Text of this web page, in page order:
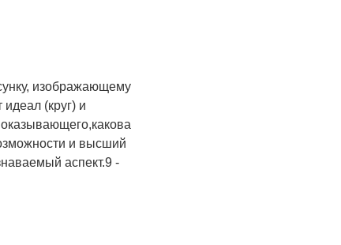
изображающему
(круг) и
и высший
аспект.9 -